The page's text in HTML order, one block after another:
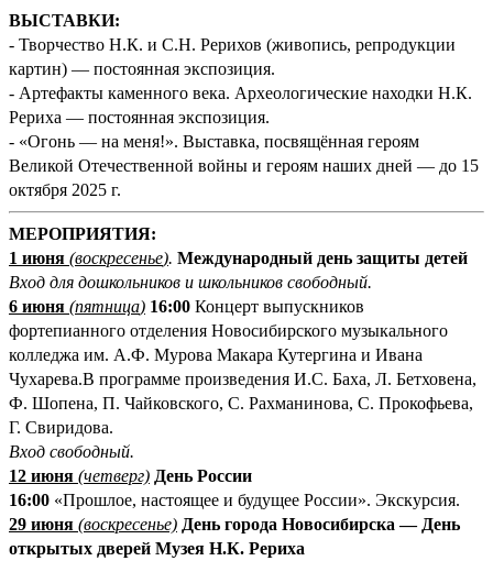
ВЫСТАВКИ:
- Творчество Н.К. и С.Н. Рерихов (живопись, репродукции
картин) — постоянная экспозиция.
- Артефакты каменного века. Археологические находки Н.К.
Рериха — постоянная экспозиция.
- «Огонь — на меня!». Выставка, посвящённая героям
Великой Отечественной войны и героям наших дней — до 15
октября 2025 г.
МЕРОПРИЯТИЯ:
1 июня (воскресенье). Международный день защиты детей
Вход для дошкольников и школьников свободный.
6 июня (пятница) 16:00 Концерт выпускников
фортепианного отделения Новосибирского музыкального
колледжа им. А.Ф. Мурова Макара Кутергина и Ивана
Чухарева.В программе произведения И.С. Баха, Л. Бетховена,
Ф. Шопена, П. Чайковского, С. Рахманинова, С. Прокофьева,
Г. Свиридова.
Вход свободный.
12 июня (четверг) День России
16:00 «Прошлое, настоящее и будущее России». Экскурсия.
29 июня (воскресенье) День города Новосибирска — День
открытых дверей Музея Н.К. Рериха